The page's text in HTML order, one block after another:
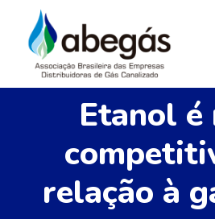
Etanol é
relação à